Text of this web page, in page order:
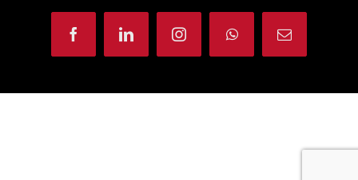
FacebookLinkedInInstagramWhatsApp
E-
Mail